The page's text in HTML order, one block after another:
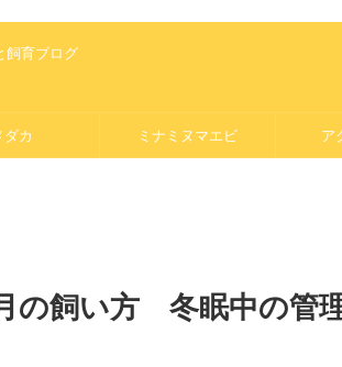
飼育ブログ
ダカ ミナミヌマエビ ア
の飼い方 冬眠中の管